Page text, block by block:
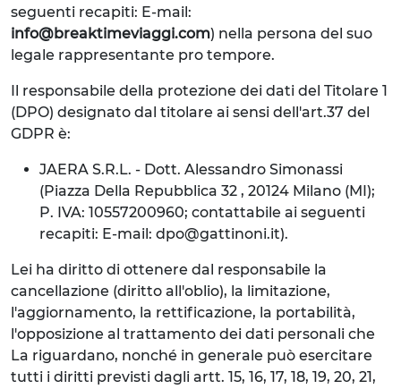
seguenti recapiti: E-mail:
info@breaktimeviaggi.com) nella persona del suo
legale rappresentante pro tempore.
Il responsabile della protezione dei dati del Titolare 1
(DPO) designato dal titolare ai sensi dell'art.37 del
GDPR è:
JAERA S.R.L. - Dott. Alessandro Simonassi
(Piazza Della Repubblica 32 , 20124 Milano (MI);
P. IVA: 10557200960; contattabile ai seguenti
recapiti: E-mail: dpo@gattinoni.it).
Lei ha diritto di ottenere dal responsabile la
cancellazione (diritto all'oblio), la limitazione,
l'aggiornamento, la rettificazione, la portabilità,
l'opposizione al trattamento dei dati personali che
La riguardano, nonché in generale può esercitare
tutti i diritti previsti dagli artt. 15, 16, 17, 18, 19, 20, 21,